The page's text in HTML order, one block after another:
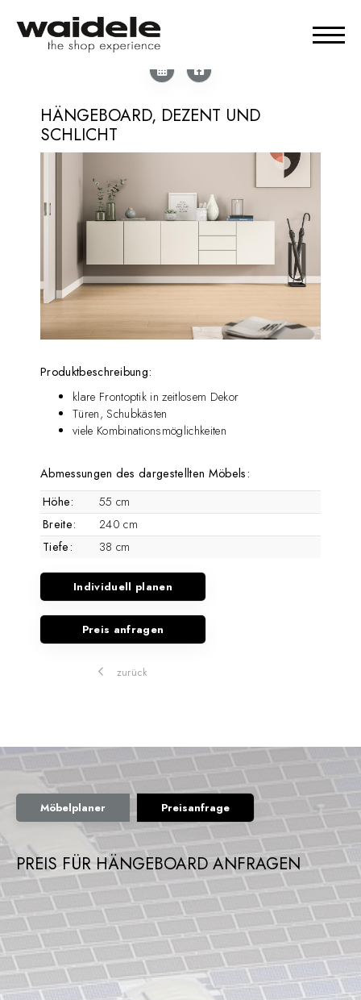
HÄNGEBOARD, DEZENT UND
SCHLICHT
Produktbeschreibung:
klare Frontoptik in zeitlosem Dekor
Türen, Schubkästen
viele Kombinationsmöglichkeiten
Abmessungen des dargestellten Möbels:
Höhe:
55 cm
Breite:
240 cm
Tiefe:
38 cm
Individuell planen
Preis anfragen
zurück
Möbelplaner Preisanfrage
PREIS FÜR HÄNGEBOARD ANFRAGEN